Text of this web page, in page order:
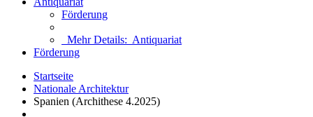
Förderung
Mehr Details: Antiquariat
Förderung
Startseite
Nationale Architektur
Spanien (Archithese 4.2025)